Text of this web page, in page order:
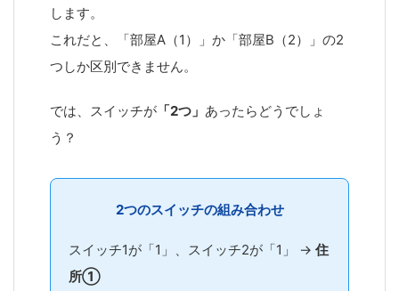
します。
これだと、「部屋A（1）」か「部屋B（2）」の2
つしか区別できません。
では、スイッチが 「2つ」 あったらどうでしょ
う？
2つのスイッチの組み合わせ
スイッチ1が「1」、スイッチ2が「1」 → 住
所①